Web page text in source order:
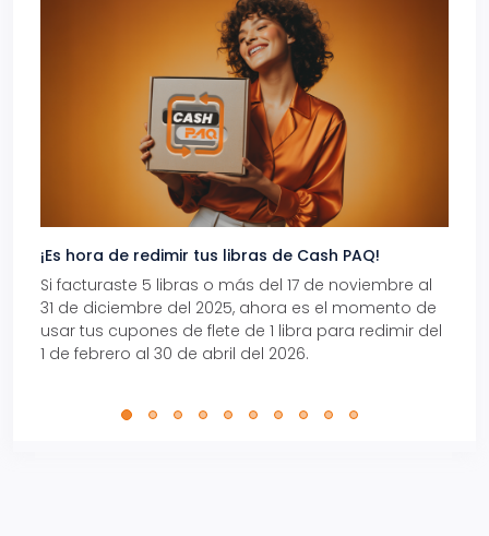
¡Es hora de redimir tus libras de Cash PAQ!
Si facturaste 5 libras o más del 17 de noviembre al
31 de diciembre del 2025, ahora es el momento de
usar tus cupones de flete de 1 libra para redimir del
1 de febrero al 30 de abril del 2026.